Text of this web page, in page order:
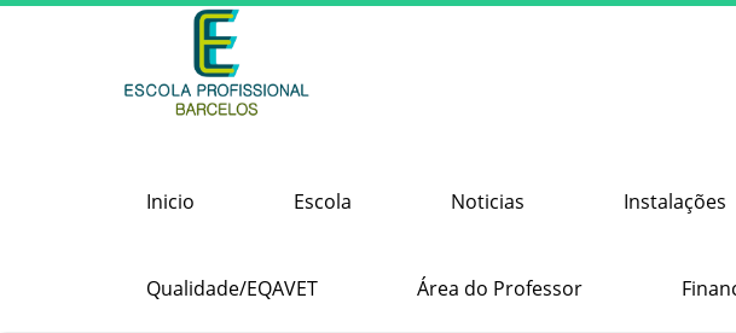
Inicio Escola Noticias Instalações
Qualidade/EQAVET Área do Professor